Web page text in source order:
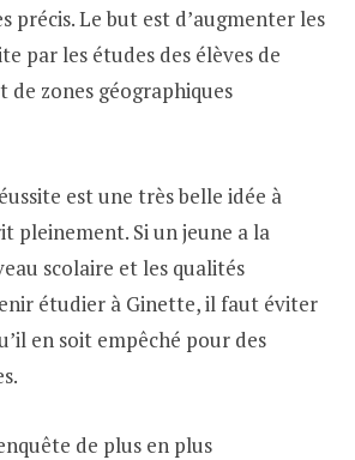
précis. Le but est d’augmenter les
par les études des élèves de
de zones géographiques
est une très belle idée à
pleinement. Si un jeune a la
scolaire et les qualités
étudier à Ginette, il faut éviter
en soit empêché pour des
de plus en plus